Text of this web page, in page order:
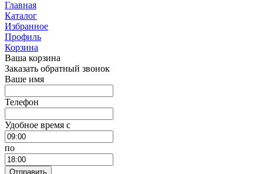
Главная
Каталог
Избранное
Профиль
Корзина
Ваша корзина
Заказать обратный звонок
Ваше имя
Телефон
Удобное время c
по
Отправить